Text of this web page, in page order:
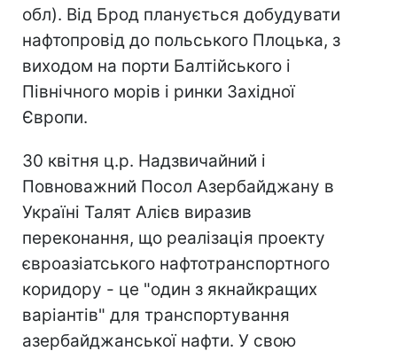
обл). Від Брод планується добудувати
нафтопровід до польського Плоцька, з
виходом на порти Балтійського і
Північного морів і ринки Західної
Європи.
30 квітня ц.р. Надзвичайний і
Повноважний Посол Азербайджану в
Україні Талят Алієв виразив
переконання, що реалізація проекту
євроазіатського нафтотранспортного
коридору - це "один з якнайкращих
варіантів" для транспортування
азербайджанської нафти. У свою